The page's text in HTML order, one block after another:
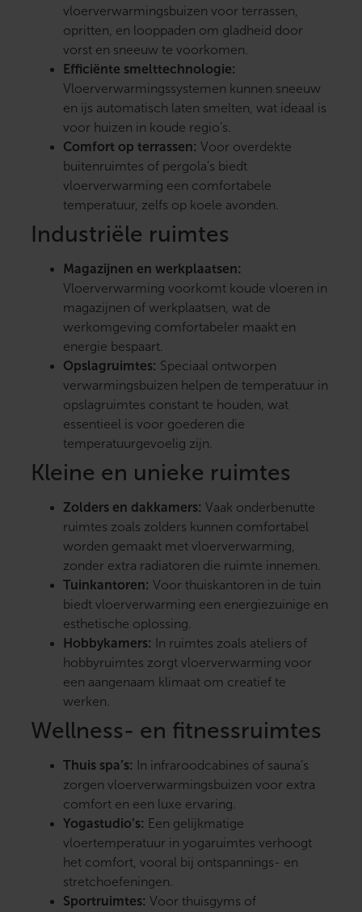
vloerverwarmingsbuizen voor terrassen,
opritten, en looppaden om gladheid door
vorst en sneeuw te voorkomen.
Efficiënte smelttechnologie:
Vloerverwarmingssystemen kunnen sneeuw
en ijs automatisch laten smelten, wat ideaal is
voor huizen in koude regio’s.
Comfort op terrassen: Voor overdekte
buitenruimtes of pergola’s biedt
vloerverwarming een comfortabele
temperatuur, zelfs op koele avonden.
Industriële ruimtes
Magazijnen en werkplaatsen:
Vloerverwarming voorkomt koude vloeren in
magazijnen of werkplaatsen, wat de
werkomgeving comfortabeler maakt en
energie bespaart.
Opslagruimtes: Speciaal ontworpen
verwarmingsbuizen helpen de temperatuur in
opslagruimtes constant te houden, wat
essentieel is voor goederen die
temperatuurgevoelig zijn.
Kleine en unieke ruimtes
Zolders en dakkamers: Vaak onderbenutte
ruimtes zoals zolders kunnen comfortabel
worden gemaakt met vloerverwarming,
zonder extra radiatoren die ruimte innemen.
Tuinkantoren: Voor thuiskantoren in de tuin
biedt vloerverwarming een energiezuinige en
esthetische oplossing.
Hobbykamers:
In ruimtes zoals ateliers of
hobbyruimtes zorgt vloerverwarming voor
een aangenaam klimaat om creatief te
werken.
Wellness- en fitnessruimtes
Thuis spa’s:
In infraroodcabines of sauna’s
zorgen vloerverwarmingsbuizen voor extra
comfort en een luxe ervaring.
Yogastudio’s: Een gelijkmatige
vloertemperatuur in yogaruimtes verhoogt
het comfort, vooral bij ontspannings- en
stretchoefeningen.
Sportruimtes: Voor thuisgyms of